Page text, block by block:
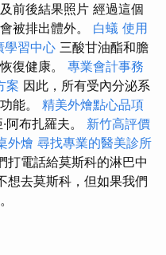
前後結果照片 經過這個
被排出體外。 白蟻 使用
學習中心 三酸甘油酯和膽
復健康。 專業會計事務
案 因此，所有受內分泌系
能。 精美外燴點心品項
阿布扎羅夫。 新竹高評價
外燴 尋找專業的醫美診所
打電話給莫斯科的淋巴中
想去莫斯科，但如果我們